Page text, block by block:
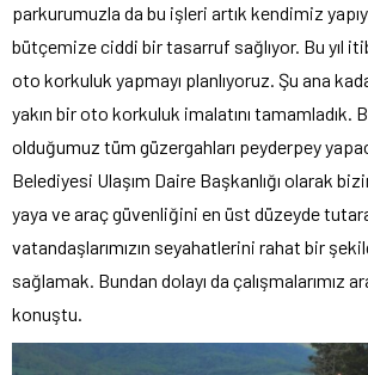
parkurumuzla da bu işleri artık kendimiz
bütçemize ciddi bir tasarruf sağlıyor. Bu yıl
oto korkuluk yapmayı planlıyoruz. Şu ana
yakın bir oto korkuluk imalatını tamamladık.
olduğumuz tüm güzergahları peyderpey
Belediyesi Ulaşım Daire Başkanlığı olarak
yaya ve araç güvenliğini en üst düzeyde
vatandaşlarımızın seyahatlerini rahat bir
sağlamak. Bundan dolayı da çalışmalarımız
konuştu.